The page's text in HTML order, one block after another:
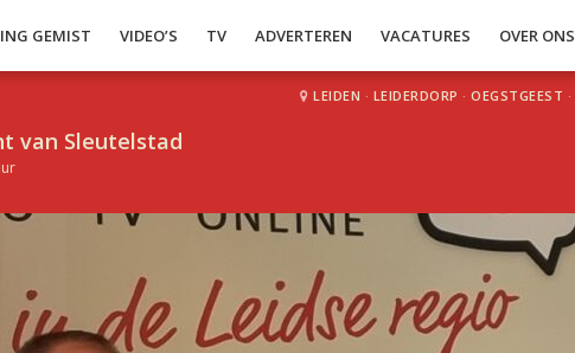
GEMIST VIDEO’S TV ADVERTEREN VACATURES OVER ONS
van Sleutelstad
LEIDEN · LEIDERDORP · OEGSTGEEST ·